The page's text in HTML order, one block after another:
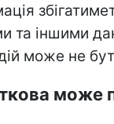
та іншими
може не
може